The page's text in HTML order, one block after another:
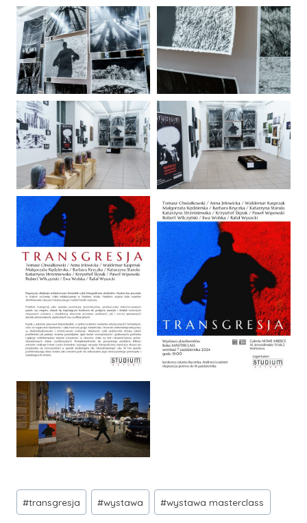
Tagi
wpisu:
#transgresja #wystawa #wystawa masterclass